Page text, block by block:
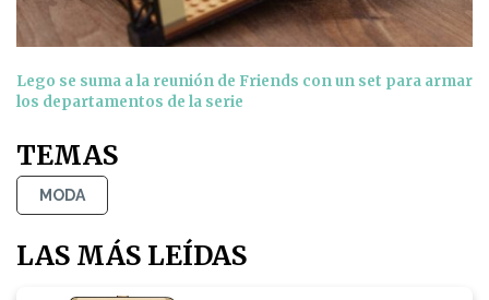
Lego se suma a la reunión de Friends con un set para armar
los departamentos de la serie
TEMAS
MODA
LAS MÁS LEÍDAS